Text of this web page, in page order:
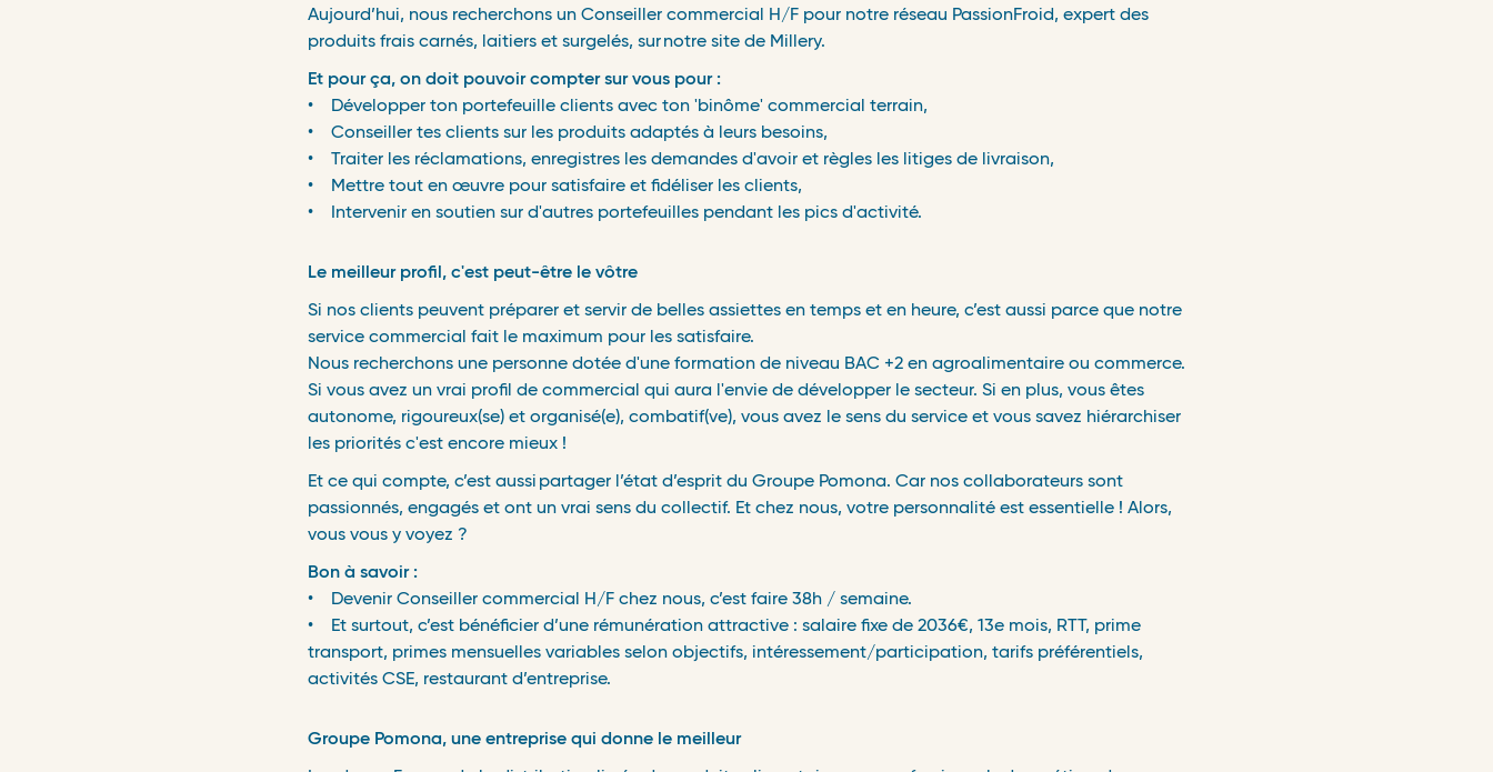
Aujourd’hui, nous recherchons un Conseiller commercial H/F pour notre réseau PassionFroid, expert des
produits frais carnés, laitiers et surgelés, sur notre site de Millery.
Et pour ça, on doit pouvoir compter sur vous pour :
• Développer ton portefeuille clients avec ton 'binôme' commercial terrain,
• Conseiller tes clients sur les produits adaptés à leurs besoins,
• Traiter les réclamations, enregistres les demandes d'avoir et règles les litiges de livraison,
• Mettre tout en œuvre pour satisfaire et fidéliser les clients,
• Intervenir en soutien sur d'autres portefeuilles pendant les pics d'activité.
Le meilleur profil, c'est peut-être le vôtre
Si nos clients peuvent préparer et servir de belles assiettes en temps et en heure, c’est aussi parce que notre
service commercial fait le maximum pour les satisfaire.
Nous recherchons une personne dotée d'une formation de niveau BAC +2 en agroalimentaire ou commerce.
Si vous avez un vrai profil de commercial qui aura l'envie de développer le secteur. Si en plus, vous êtes
autonome, rigoureux(se) et organisé(e), combatif(ve), vous avez le sens du service et vous savez hiérarchiser
les priorités c'est encore mieux !
Et ce qui compte, c’est aussi partager l’état d’esprit du Groupe Pomona. Car nos collaborateurs sont
passionnés, engagés et ont un vrai sens du collectif. Et chez nous, votre personnalité est essentielle ! Alors,
vous vous y voyez ?
Bon à savoir :
• Devenir Conseiller commercial H/F chez nous, c’est faire 38h / semaine.
• Et surtout, c’est bénéficier d’une rémunération attractive : salaire fixe de 2036€, 13e mois, RTT, prime
transport, primes mensuelles variables selon objectifs, intéressement/participation, tarifs préférentiels,
activités CSE, restaurant d’entreprise.
Groupe Pomona, une entreprise qui donne le meilleur